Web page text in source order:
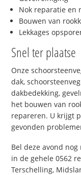
Nok reparatie en
Bouwen van
Lekkages
Snel ter plaatse
Onze
dak,
dakbedekking,
het bouwen van
repareren. U krijgt
gevonden
Bel deze avond
in de gehele 0562
Terschelling,